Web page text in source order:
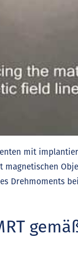
mit
Drehmoments
gemäß